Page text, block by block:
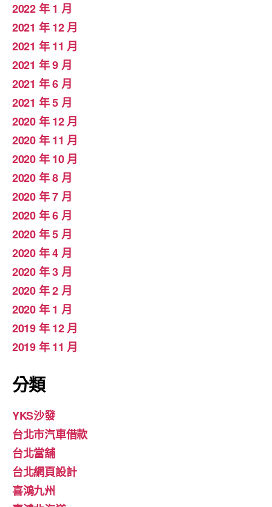
2022 年 1 月
2021 年 12 月
2021 年 11 月
2021 年 9 月
2021 年 6 月
2021 年 5 月
2020 年 12 月
2020 年 11 月
2020 年 10 月
2020 年 8 月
2020 年 7 月
2020 年 6 月
2020 年 5 月
2020 年 4 月
2020 年 3 月
2020 年 2 月
2020 年 1 月
2019 年 12 月
2019 年 11 月
分類
YKS沙發
台北市汽車借款
台北當舖
台北網頁設計
喜鴻九州